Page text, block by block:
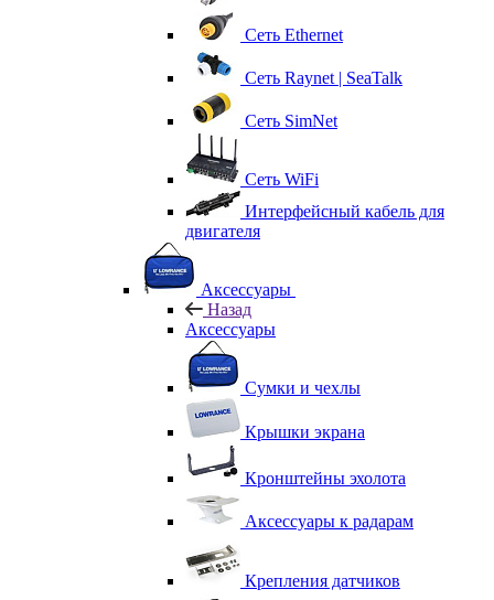
Сеть Ethernet
Сеть Raynet | SeaTalk
Сеть SimNet
Сеть WiFi
Интерфейсный кабель для
двигателя
Аксессуары
Назад
Аксессуары
Сумки и чехлы
Крышки экрана
Кронштейны эхолота
Аксессуары к радарам
Крепления датчиков